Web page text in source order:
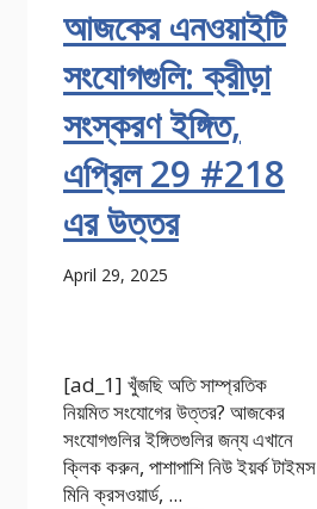
আজকের এনওয়াইটি
সংযোগগুলি: ক্রীড়া
সংস্করণ ইঙ্গিত,
এপ্রিল 29 #218
এর উত্তর
April 29, 2025
[ad_1] খুঁজছি অতি সাম্প্রতিক
নিয়মিত সংযোগের উত্তর? আজকের
সংযোগগুলির ইঙ্গিতগুলির জন্য এখানে
ক্লিক করুন, পাশাপাশি নিউ ইয়র্ক টাইমস
মিনি ক্রসওয়ার্ড, ...